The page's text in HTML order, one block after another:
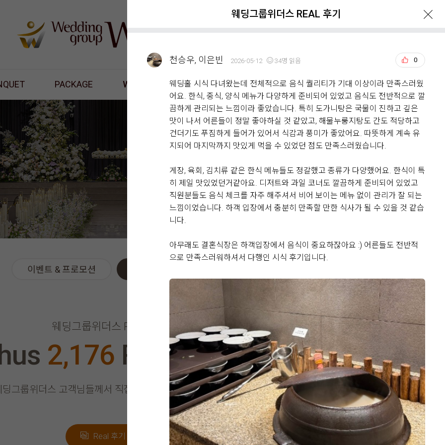
PACKAGE WHAT'S NEW RESERVATION GUIDE LOCATION
What's New
이벤트 & 프로모션
웨딩그룹위더스 REAL 후기
2,176 Real Review
그룹위더스 고객님들께서 직접 작성해주신 소중한 후기
Real 후기 쓰기
웨딩그룹위더스 REAL 후기
천승우, 이은빈 2026-05-12 34명 읽음 0
웨딩홀 시식 다녀왔는데 전체적으로 음식 퀄리티가 기대 이상이라 만족스러웠
어요. 한식, 중식, 양식 메뉴가 다양하게 준비되어 있었고 음식도 전반적으로 깔
끔하게 관리되는 느낌이라 좋았습니다. 특히 도가니탕은 국물이 진하고 깊은
맛이 나서 어른들이 정말 좋아하실 것 같았고, 해물누룽지탕도 간도 적당하고
건더기도 푸짐하게 들어가 있어서 식감과 풍미가 좋았어요. 따뜻하게 계속 유
지되어 마지막까지 맛있게 먹을 수 있었던 점도 만족스러웠습니다.
게장, 육회, 김치류 같은 한식 메뉴들도 정갈했고 종류가 다양했어요. 한식이 특
히 제일 맛있었던거같아요. 디저트와 과일 코너도 깔끔하게 준비되어 있었고
직원분들도 음식 체크를 자주 해주셔서 비어 보이는 메뉴 없이 관리가 잘 되는
느낌이었습니다. 하객 입장에서 충분히 만족할 만한 식사가 될 수 있을 것 같습
니다.
아무래도 결혼식장은 하객입장에서 음식이 중요하잖아요 :) 어른들도 전반적
으로 만족스러워하셔서 다행인 시식 후기입니다.